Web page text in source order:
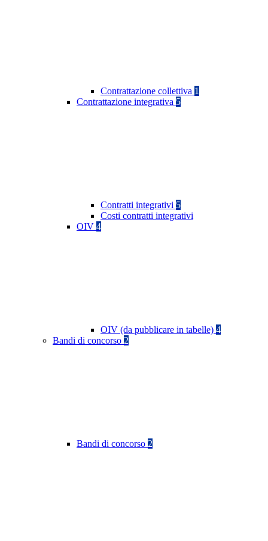
Contrattazione collettiva 1
Contrattazione integrativa 5
Contratti integrativi 5
Costi contratti integrativi
OIV 4
OIV (da pubblicare in tabelle) 4
Bandi di concorso 2
Bandi di concorso 2